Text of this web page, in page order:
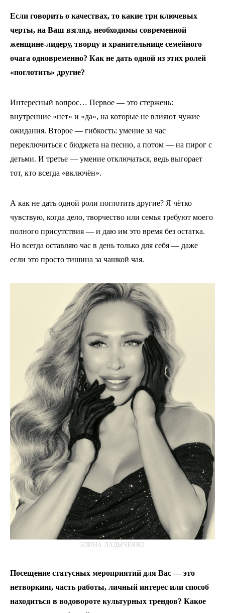
Если говорить о качествах, то какие три ключевых
черты, на Ваш взгляд, необходимы современной
женщине-лидеру, творцу и хранительнице семейного
очага одновременно? Как не дать одной из этих ролей
«поглотить» другие?
Интересный вопрос… Первое — это стержень:
внутренние «нет» и «да», на которые не влияют чужие
ожидания. Второе — гибкость: умение за час
переключиться с бюджета на песню, а потом — на пирог с
детьми. И третье — умение отключаться, ведь выгорает
тот, кто всегда «включён».
А как не дать одной роли поглотить другие? Я чётко
чувствую, когда дело, творчество или семья требуют моего
полного присутствия — и даю им это время без остатка.
Но всегда оставляю час в день только для себя — даже
если это просто тишина за чашкой чая.
ЭЛИНА ЛАДЫЧЕНКО
Посещение статусных мероприятий для Вас — это
нетворкинг, часть работы, личный интерес или способ
находиться в водовороте культурных трендов? Какое